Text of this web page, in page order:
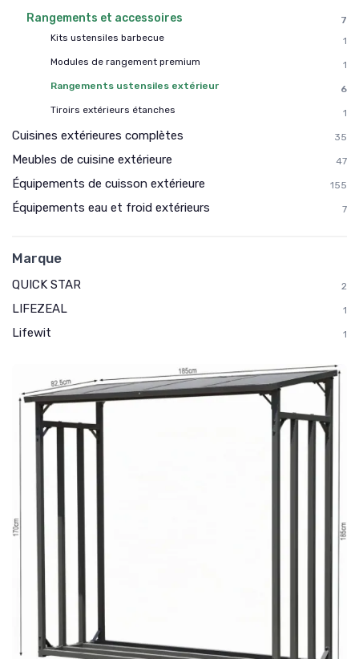
Rangements et accessoires
7
Kits ustensiles barbecue
1
Modules de rangement premium
1
Rangements ustensiles extérieur
6
Tiroirs extérieurs étanches
1
Cuisines extérieures complètes 35
Meubles de cuisine extérieure 47
Équipements de cuisson extérieure 155
Équipements eau et froid extérieurs 7
Marque
QUICK STAR 2
LIFEZEAL 1
Lifewit 1